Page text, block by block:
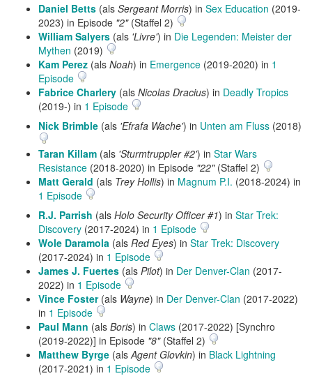
Daniel Betts (als Sergeant Morris) in Sex Education (2019-
2023) in Episode "2"(Staffel 2)
William Salyers (als 'Livre') in Die Legenden: Meister der
Mythen (2019)
Kam Perez (als Noah) in Emergence (2019-2020) in 1
Episode
Fabrice Charlery (als Nicolas Dracius) in Deadly Tropics
(2019-) in 1 Episode
Nick Brimble (als 'Efrafa Wache') in Unten am Fluss (2018)
Taran Killam (als 'Sturmtruppler #2') in Star Wars
Resistance (2018-2020) in Episode "22"(Staffel 2)
Matt Gerald (als Trey Hollis) in Magnum P.I. (2018-2024) in
1 Episode
R.J. Parrish (als Holo Security Officer #1) in Star Trek:
Discovery (2017-2024) in 1 Episode
Wole Daramola (als Red Eyes) in Star Trek: Discovery
(2017-2024) in 1 Episode
James J. Fuertes (als Pilot) in Der Denver-Clan (2017-
2022) in 1 Episode
Vince Foster(als Wayne) in Der Denver-Clan (2017-2022)
in 1 Episode
Paul Mann (als Boris) in Claws (2017-2022) [Synchro
(2019-2022)] in Episode "8"(Staffel 2)
Matthew Byrge (als Agent Glovkin) in Black Lightning
(2017-2021) in 1 Episode